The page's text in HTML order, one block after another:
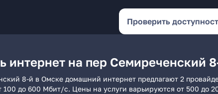
Проверить
интернет на пер Семиреченский
8-й в Омске домашний интернет предлагают 2
100 до 600 Мбит/с. Цены на услуги варьируются от 500 до